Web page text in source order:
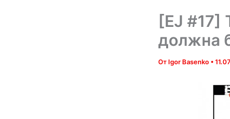
[EJ #17]
должна
От Igor Basenko •